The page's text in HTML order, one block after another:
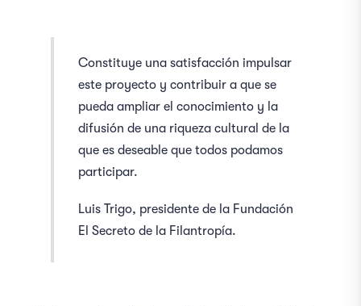
Constituye una satisfacción impulsar
este proyecto y contribuir a que se
pueda ampliar el conocimiento y la
difusión de una riqueza cultural de la
que es deseable que todos podamos
participar.
Luis Trigo, presidente de la Fundación
El Secreto de la Filantropía.